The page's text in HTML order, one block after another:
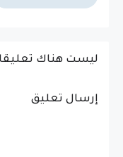
ليست هناك
إرسال تعليق